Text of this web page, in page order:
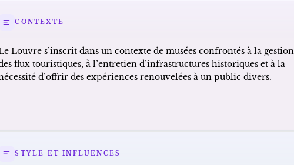
CONTEXTE
Louvre s’inscrit dans un contexte de musées confrontés à la gestion
flux touristiques, à l’entretien d’infrastructures historiques et à la
d’offrir des expériences renouvelées à un public divers.
STYLE ET INFLUENCES